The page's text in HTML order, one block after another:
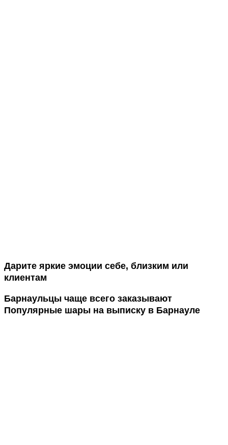
Дарите яркие эмоции себе, близким или
клиентам
Барнаульцы чаще всего заказывают
Популярные шары на выписку в Барнауле